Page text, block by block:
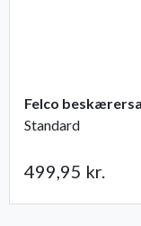
Standard
499,95 kr.